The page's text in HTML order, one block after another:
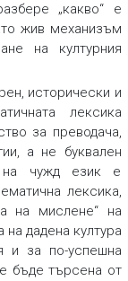
„какво“ е
жив механизъм
на културния
исторически и
лексика
за преводача,
а не буквален
на чужд език е
лексика,
на мислене“ на
на дадена култура
и за по-успешна
бъде търсена от